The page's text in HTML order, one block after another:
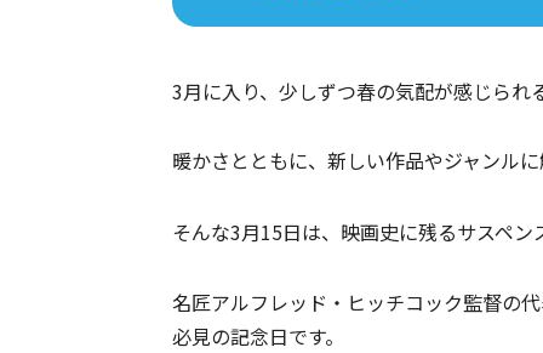
3月に入り、少しずつ春の気配が感じられ
暖かさとともに、新しい作品やジャンル
そんな3月15日は、映画史に残るサスペ
名匠アルフレッド・ヒッチコック監督の
必見の記念日です。